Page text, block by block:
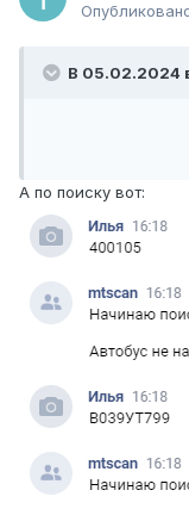
В 05.02.2024
А по поиску вот: